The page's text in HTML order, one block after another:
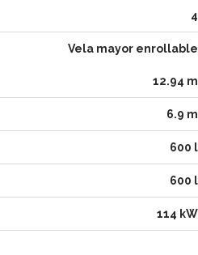
4
Vela mayor enrollable
12.94 m
6.9 m
600 l
600 l
114 kW